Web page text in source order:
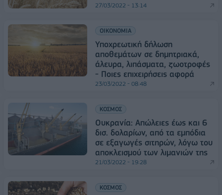
27/03/2022 - 13:14
ΟΙΚΟΝΟΜΙΑ
Υποχρεωτική δήλωση
αποθεμάτων σε δημητριακά,
άλευρα, λιπάσματα, ζωοτροφές
- Ποιες επιχειρήσεις αφορά
23/03/2022 - 08:48
ΚΟΣΜΟΣ
Ουκρανία: Απώλειες έως και 6
δισ. δολαρίων, από τα εμπόδια
σε εξαγωγές σιτηρών, λόγω του
αποκλεισμού των λιμανιών της
21/03/2022 - 19:28
ΚΟΣΜΟΣ